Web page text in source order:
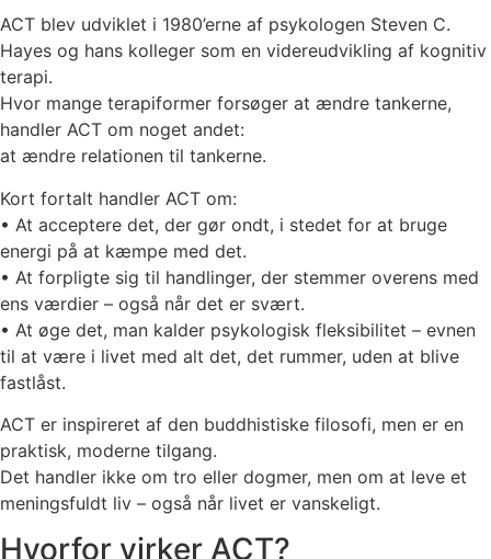
ACT blev udviklet i 1980’erne af psykologen Steven C.
Hayes og hans kolleger som en videreudvikling af kognitiv
terapi.
Hvor mange terapiformer forsøger at ændre tankerne,
handler ACT om noget andet:
at ændre relationen til tankerne.
Kort fortalt handler ACT om:
• At acceptere det, der gør ondt, i stedet for at bruge
energi på at kæmpe med det.
• At forpligte sig til handlinger, der stemmer overens med
ens værdier – også når det er svært.
• At øge det, man kalder psykologisk fleksibilitet – evnen
til at være i livet med alt det, det rummer, uden at blive
fastlåst.
ACT er inspireret af den buddhistiske filosofi, men er en
praktisk, moderne tilgang.
Det handler ikke om tro eller dogmer, men om at leve et
meningsfuldt liv – også når livet er vanskeligt.
Hvorfor virker ACT?